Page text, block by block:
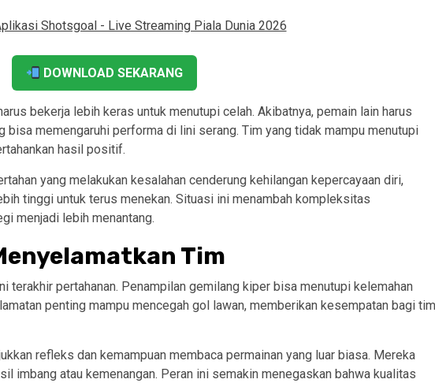
DOWNLOAD SEKARANG
bekerja lebih keras untuk menutupi celah. Akibatnya, pemain lain harus
bisa memengaruhi performa di lini serang. Tim yang tidak mampu menutupi
hasil positif.
yang melakukan kesalahan cenderung kehilangan kepercayaan diri,
tinggi untuk terus menekan. Situasi ini menambah kompleksitas
menjadi lebih menantang.
Tim
terakhir pertahanan. Penampilan gemilang kiper bisa menutupi kelemahan
penting mampu mencegah gol lawan, memberikan kesempatan bagi tim
refleks dan kemampuan membaca permainan yang luar biasa. Mereka
imbang atau kemenangan. Peran ini semakin menegaskan bahwa kualitas